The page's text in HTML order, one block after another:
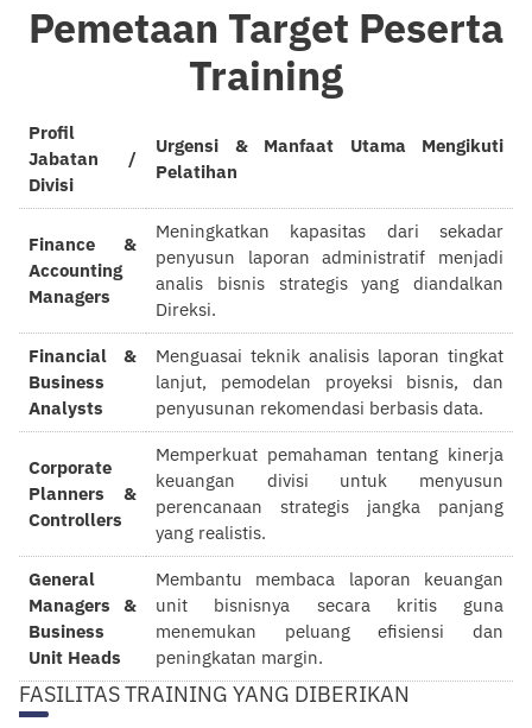
Pemetaan Target Peserta
Training
Profil
Jabatan /
Divisi
Urgensi & Manfaat Utama Mengikuti
Pelatihan
Finance &
Accounting
Managers
Meningkatkan kapasitas dari sekadar
penyusun laporan administratif menjadi
analis bisnis strategis yang diandalkan
Direksi.
Financial &
Business
Analysts
Menguasai teknik analisis laporan tingkat
lanjut, pemodelan proyeksi bisnis, dan
penyusunan rekomendasi berbasis data.
Corporate
Planners &
Controllers
Memperkuat pemahaman tentang kinerja
keuangan divisi untuk menyusun
perencanaan strategis jangka panjang
yang realistis.
General
Managers &
Business
Unit Heads
Membantu membaca laporan keuangan
unit bisnisnya secara kritis guna
menemukan peluang efisiensi dan
peningkatan margin.
FASILITAS TRAINING YANG DIBERIKAN